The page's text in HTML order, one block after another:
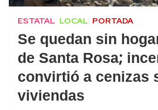
ESTATAL LOCAL PORTADA
Se quedan sin
de Santa Rosa;
convirtió a cenizas
viviendas